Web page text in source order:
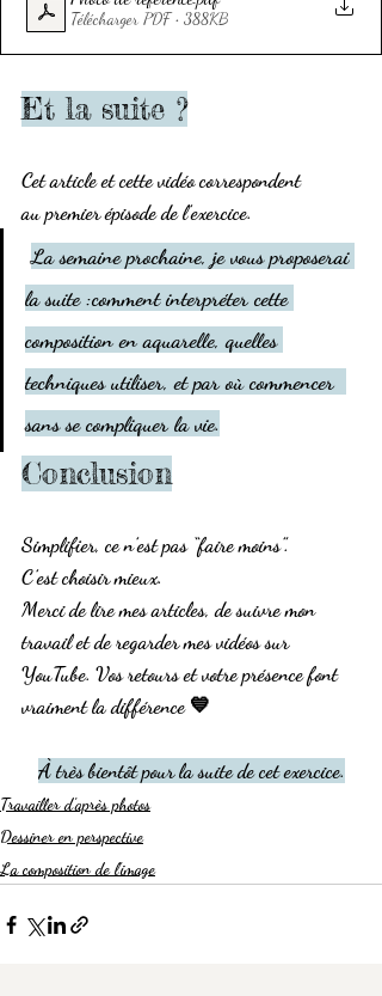
Télécharger PDF • 388KB
Et la suite ?
Cet article et cette vidéo correspondent
au premier épisode de l’exercice.
La semaine prochaine, je vous proposerai
la suite :comment interpréter cette
composition en aquarelle, quelles
techniques utiliser, et par où commencer
sans se compliquer la vie.
Conclusion
Simplifier, ce n’est pas “faire moins”.
C’est choisir mieux.
Merci de lire mes articles, de suivre mon
travail et de regarder mes vidéos sur
YouTube. Vos retours et votre présence font
vraiment la différence 💙
À très bientôt pour la suite de cet exercice.
Travailler d'après photos
Dessiner en perspective
La composition de l'image